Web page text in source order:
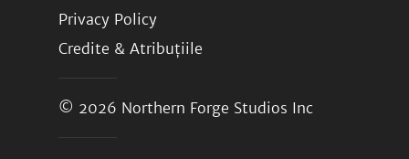
Privacy Policy
Credite & Atribuțiile
© 2026 Northern Forge Studios Inc